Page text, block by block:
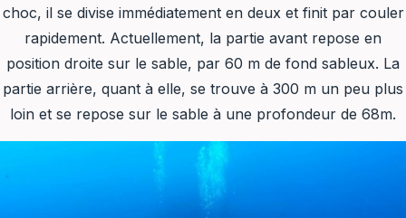
choc, il se divise immédiatement en deux et finit par couler
rapidement. Actuellement, la partie avant repose en
position droite sur le sable, par 60 m de fond sableux. La
partie arrière, quant à elle, se trouve à 300 m un peu plus
loin et se repose sur le sable à une profondeur de 68m.